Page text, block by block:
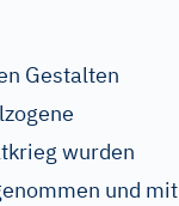
Gestalten
wurden
und mit